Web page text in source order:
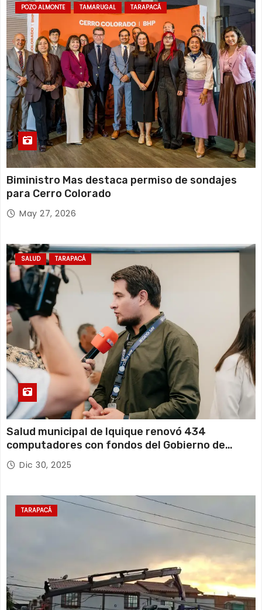
d
a
s
POZO ALMONTE TAMARUGAL TARAPACÁ
Biministro Mas destaca permiso de sondajes
para Cerro Colorado
May 27, 2026
SALUD TARAPACÁ
Salud municipal de Iquique renovó 434
computadores con fondos del Gobierno de
Tarapacá
Dic 30, 2025
TARAPACÁ